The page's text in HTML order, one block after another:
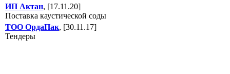
ИП Актан, [17.11.20]
Поставка каустической соды
ТОО ОрдаПак, [30.11.17]
Тендеры